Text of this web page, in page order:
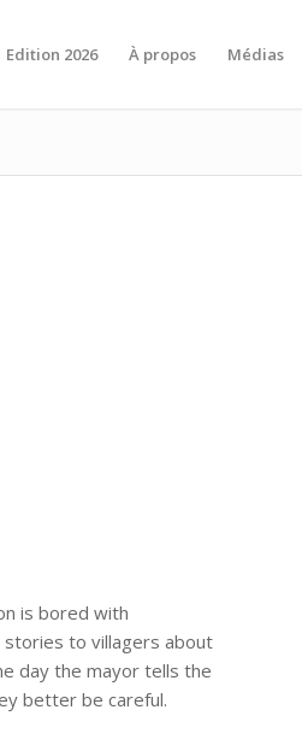
Edition 2026 À propos Médias
is bored with
to villagers about
day the mayor tells the
better be careful.